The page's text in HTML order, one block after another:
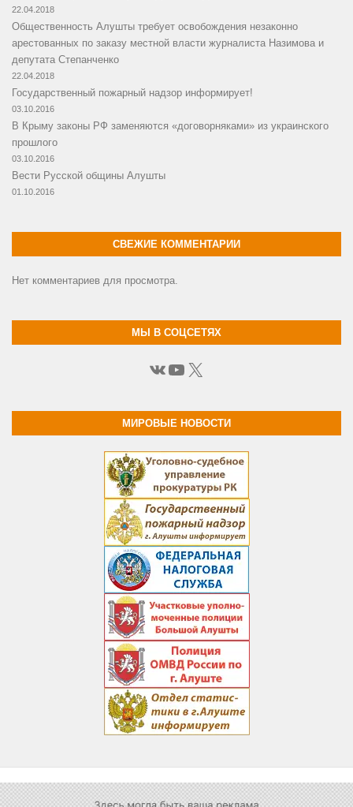
22.04.2018
Общественность Алушты требует освобождения незаконно
арестованных по заказу местной власти журналиста Назимова и
депутата Степанченко
22.04.2018
Государственный пожарный надзор информирует!
03.10.2016
В Крыму законы РФ заменяются «договорняками» из украинского
прошлого
03.10.2016
Вести Русской общины Алушты
01.10.2016
СВЕЖИЕ КОММЕНТАРИИ
Нет комментариев для просмотра.
МЫ В СОЦСЕТЯХ
ВКонтакте
YouTube
X
МИРОВЫЕ НОВОСТИ